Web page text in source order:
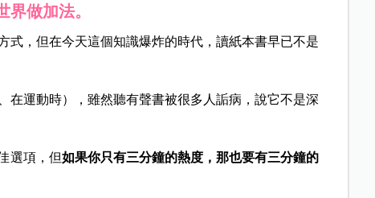
做加法。
式，但在今天這個知識爆炸的時代，讀紙本書早已不是
在運動時），雖然聽有聲書被很多人詬病，說它不是深
選項，但如果你只有三分鐘的熱度，那也要有三分鐘的